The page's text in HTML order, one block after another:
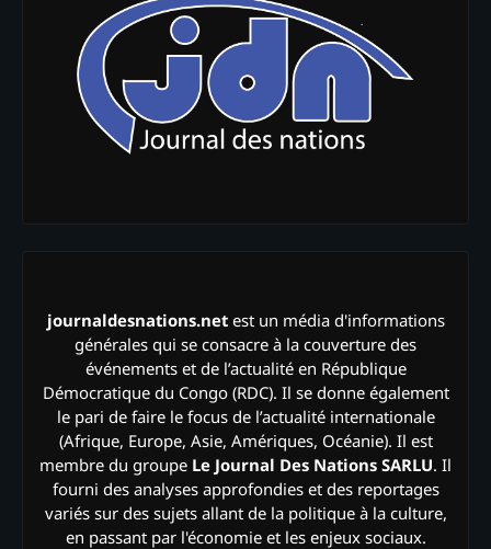
journaldesnations.netest un média d'informations
générales qui se consacre à la couverture des
événements et de l’actualité en République
Démocratique du Congo (RDC). Il se donne également
le pari de faire le focus de l’actualité internationale
(Afrique, Europe, Asie, Amériques, Océanie). Il est
membre du groupe Le Journal Des Nations SARLU. Il
fourni des analyses approfondies et des reportages
variés sur des sujets allant de la politique à la culture,
en passant par l'économie et les enjeux sociaux.